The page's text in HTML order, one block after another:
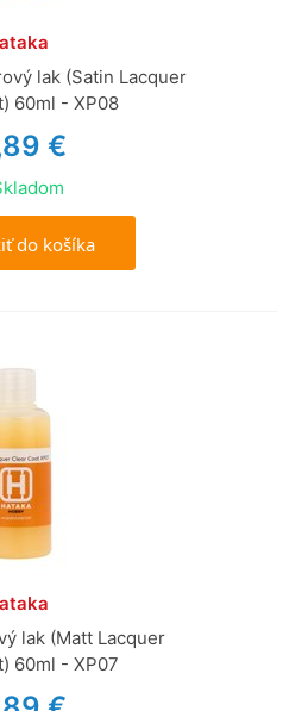
lak (Satin Lacquer
60ml - XP08
€
do košíka
lak (Matt Lacquer
60ml - XP07